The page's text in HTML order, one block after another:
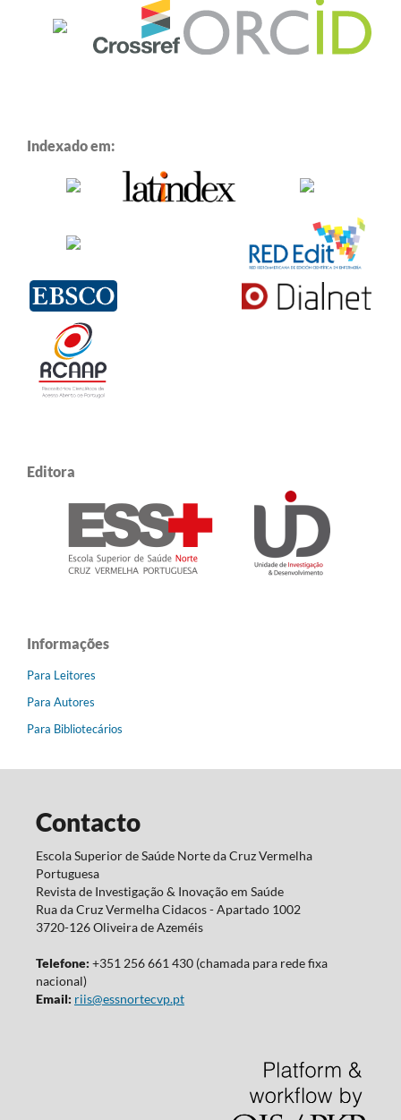
Indexado em:
Editora
Informações
Para Leitores
Para Autores
Para Bibliotecários
Contacto
Escola Superior de Saúde Norte da Cruz Vermelha
Portuguesa
Revista de Investigação & Inovação em Saúde
Rua da Cruz Vermelha Cidacos - Apartado 1002
3720-126 Oliveira de Azeméis
Telefone: +351 256 661 430 (chamada para rede fixa
nacional)
Email: riis@essnortecvp.pt